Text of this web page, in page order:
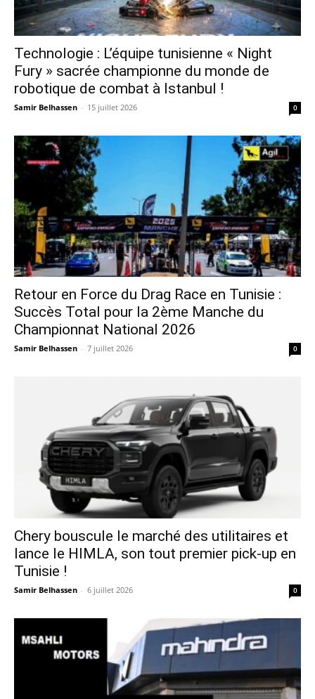
Technologie : L’équipe tunisienne « Night
Fury » sacrée championne du monde de
robotique de combat à Istanbul !
Samir Belhassen - 15 juillet 2026 0
Retour en Force du Drag Race en Tunisie :
Succès Total pour la 2ème Manche du
Championnat National 2026
Samir Belhassen - 7 juillet 2026 0
Chery bouscule le marché des utilitaires et
lance le HIMLA, son tout premier pick-up en
Tunisie !
Samir Belhassen - 6 juillet 2026 0